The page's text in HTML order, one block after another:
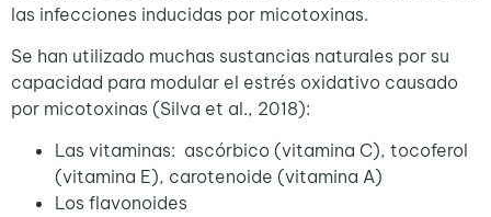
las infecciones inducidas por micotoxinas.
Se han utilizado muchas sustancias naturales por su
capacidad para modular el estrés oxidativo causado
por micotoxinas (Silva et al., 2018):
Las vitaminas: ascórbico (vitamina C), tocoferol
(vitamina E), carotenoide (vitamina A)
Los flavonoides